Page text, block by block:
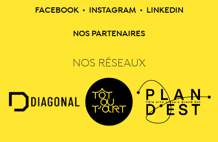
FACEBOOK • INSTAGRAM • LINKEDIN
NOS PARTENAIRES
NOS RÉSEAUX